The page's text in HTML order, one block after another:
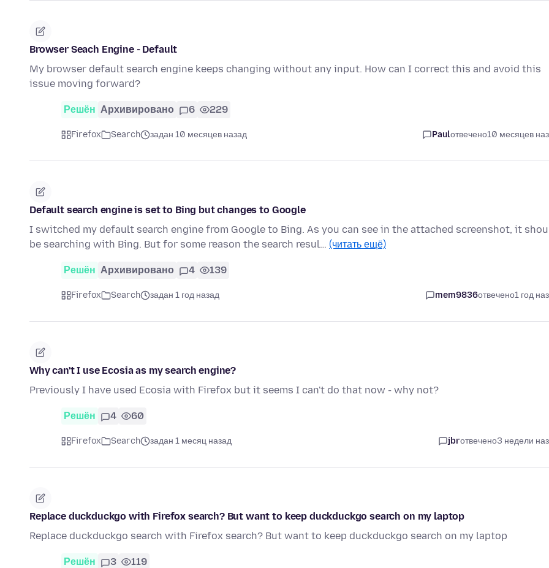
Browser Seach Engine - Default
My browser default search engine keeps changing without any input. How can I correct this and avoid this
issue moving forward?
Решён Архивировано 6 229
Firefox Search задан 10 месяцев назад Paulотвечено10 месяцев
Default search engine is set to Bing but changes to Google
I switched my default search engine from Google to Bing. As you can see in the attached screenshot, it
be searching with Bing. But for some reason the search resul… (читать ещё)
Решён Архивировано 4 139
Firefox Search задан 1 год назад mem9836отвечено1 год
Why can't I use Ecosia as my search engine?
Previously I have used Ecosia with Firefox but it seems I can't do that now - why not?
Решён 4 60
Firefox Search задан 1 месяц назад jbrотвечено3 недели
Replace duckduckgo with Firefox search? But want to keep duckduckgo search on my laptop
Replace duckduckgo search with Firefox search? But want to keep duckduckgo search on my laptop
Решён 3 119